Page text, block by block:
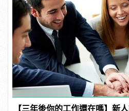
【三年後你的工作還在嗎】新